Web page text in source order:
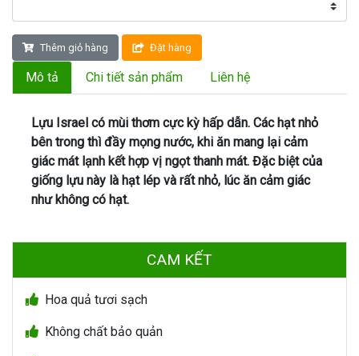
Thêm giỏ hàng Đặt hàng
Mô tả Chi tiết sản phẩm Liên hệ
Lựu Israel có mùi thơm cực kỳ hấp dẫn. Các hạt nhỏ
bên trong thì đầy mọng nước, khi ăn mang lại cảm
giác mát lạnh kết hợp vị ngọt thanh mát. Đặc biệt của
giống lựu này là hạt lép và rất nhỏ, lúc ăn cảm giác
như không có hạt.
CAM KẾT
Hoa quả tươi sạch
Không chất bảo quản